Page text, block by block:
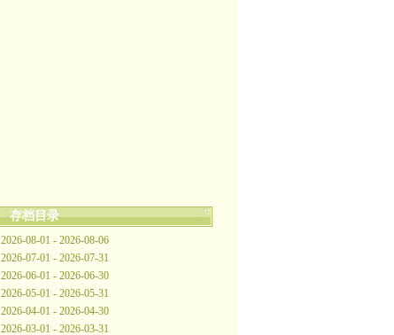
存档目录
2026-08-01 - 2026-08-06
2026-07-01 - 2026-07-31
2026-06-01 - 2026-06-30
2026-05-01 - 2026-05-31
2026-04-01 - 2026-04-30
2026-03-01 - 2026-03-31